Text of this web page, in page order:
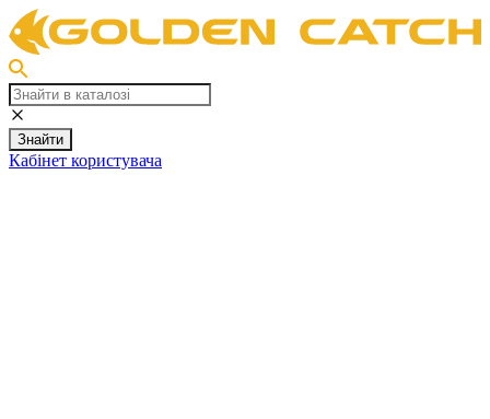
Знайти
Кабінет користувача